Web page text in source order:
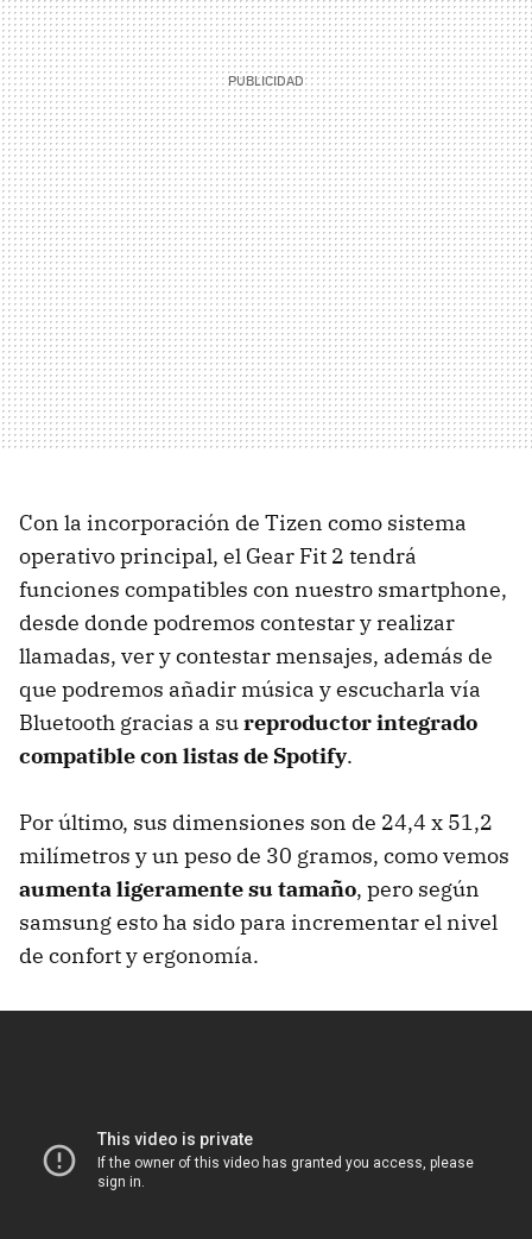
Con la incorporación de Tizen como sistema
operativo principal, el Gear Fit 2 tendrá
funciones compatibles con nuestro smartphone,
desde donde podremos contestar y realizar
llamadas, ver y contestar mensajes, además de
que podremos añadir música y escucharla vía
Bluetooth gracias a sureproductor integrado
compatible con listas de Spotify.
Por último, sus dimensiones son de 24,4 x 51,2
milímetros y un peso de 30 gramos, como vemos
aumenta ligeramente su tamaño, pero según
samsung esto ha sido para incrementar el nivel
de confort y ergonomía.